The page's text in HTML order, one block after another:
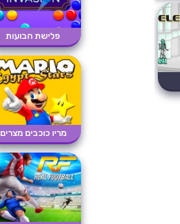
פלישת הבועות
מריו כוכבים מצרים